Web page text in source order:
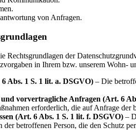
von Anfragen.
Rechtsgrundlagen der
in Ihrem bzw. unserem Wohn-
Abs. 1 S. 1 lit. a. DSGVO) – Die
vorvertragliche Anfragen (Art. 6
erforderlich, die auf Anfrage der
(Art. 6 Abs. 1 S. 1 lit. f. DSGVO) –
der betroffenen Person, die den Schutz